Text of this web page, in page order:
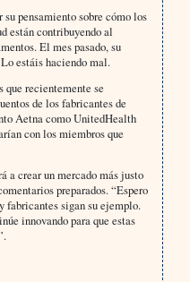
pensamiento sobre cómo los
están contribuyendo al
El mes pasado, su
estáis haciendo mal.
que recientemente se
de los fabricantes de
Aetna como UnitedHealth
con los miembros que
a crear un mercado más justo
preparados. “Espero
fabricantes sigan su ejemplo.
innovando para que estas